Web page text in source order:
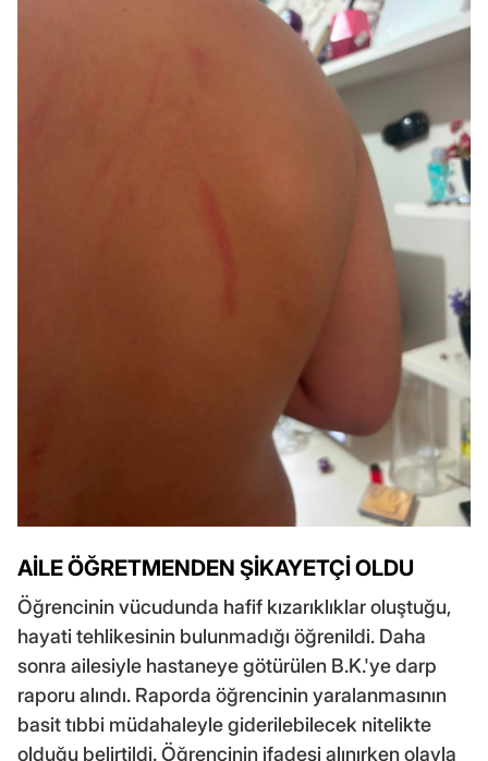
AİLE ÖĞRETMENDEN ŞİKAYETÇİ OLDU
Öğrencinin vücudunda hafif kızarıklıklar oluştuğu,
hayati tehlikesinin bulunmadığı öğrenildi. Daha
sonra ailesiyle hastaneye götürülen B.K.'ye darp
raporu alındı. Raporda öğrencinin yaralanmasının
basit tıbbi müdahaleyle giderilebilecek nitelikte
olduğu belirtildi. Öğrencinin ifadesi alınırken olayla